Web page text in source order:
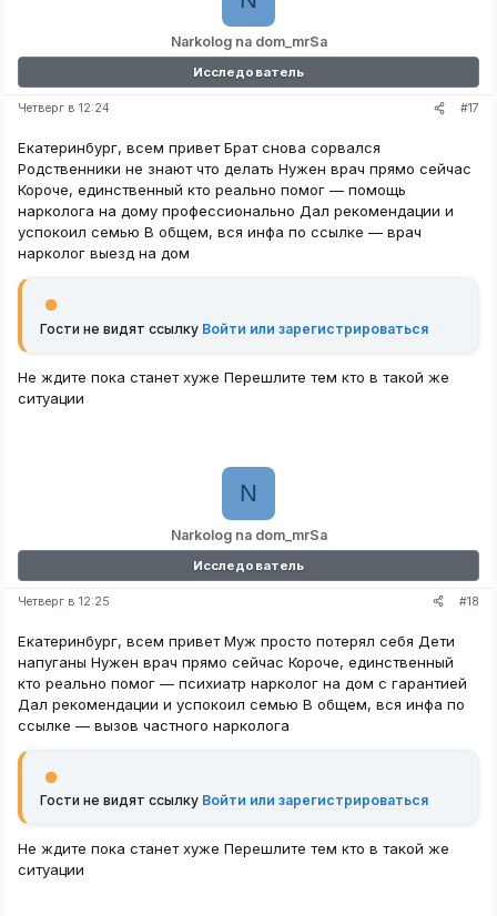
Narkolog na dom_mrSa
Исследователь
Четверг в 12:24 #17
Екатеринбург, всем привет Брат снова сорвался
Родственники не знают что делать Нужен врач прямо сейчас
Короче, единственный кто реально помог — помощь
нарколога на дому профессионально Дал рекомендации и
успокоил семью В общем, вся инфа по ссылке — врач
нарколог выезд на дом
Гости не видят ссылку Войти или зарегистрироваться
Не ждите пока станет хуже Перешлите тем кто в такой же
ситуации
Narkolog na dom_mrSa
N
Исследователь
Четверг в 12:25 #18
Екатеринбург, всем привет Муж просто потерял себя Дети
напуганы Нужен врач прямо сейчас Короче, единственный
кто реально помог — психиатр нарколог на дом с гарантией
Дал рекомендации и успокоил семью В общем, вся инфа по
ссылке — вызов частного нарколога
Гости не видят ссылку Войти или зарегистрироваться
Не ждите пока станет хуже Перешлите тем кто в такой же
ситуации